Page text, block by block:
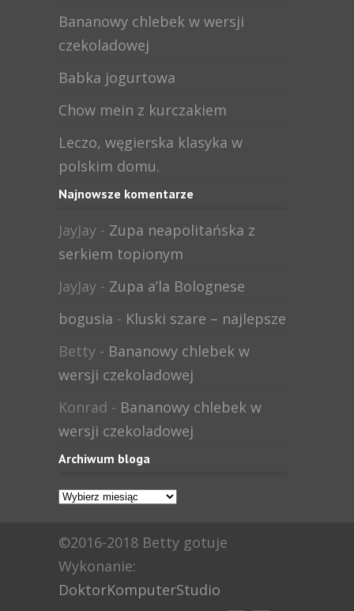
Bananowy chlebek w wersji
czekoladowej
Babka jogurtowa
Chow mein z kurczakiem
Leczo, węgierska klasyka w
polskim domu.
Najnowsze komentarze
JayJay - Zupa neapolitańska z
serkiem topionym
JayJay - Zupa a’la Bolognese
bogusia - Kluski szare – najlepsze
Betty - Bananowy chlebek w
wersji czekoladowej
Konrad - Bananowy chlebek w
wersji czekoladowej
Archiwum bloga
Archiwum
©2016-2018 Betty gotuje
Wykonanie:
DoktorKomputerStudio